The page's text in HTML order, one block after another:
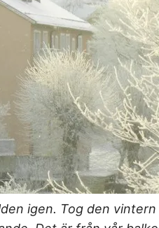
igen. Tog den vintern